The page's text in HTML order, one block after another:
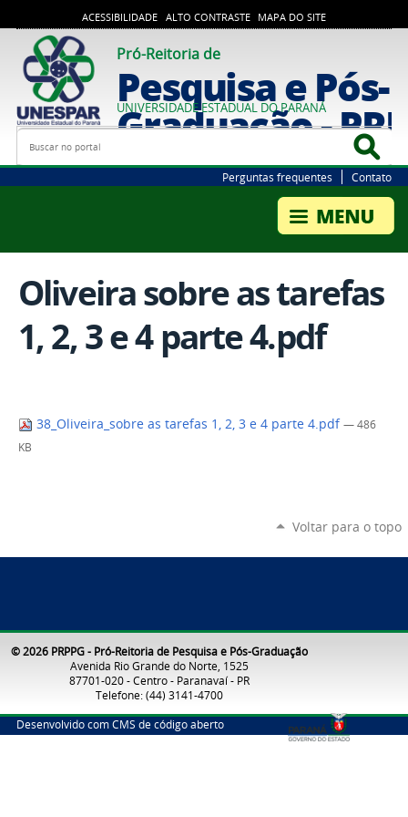
ACESSIBILIDADE ALTO CONTRASTE MAPA DO SITE
Pró-Reitoria de
Pesquisa e Pós-
Graduação -
UNIVERSIDADE ESTADUAL DO PARANÁ
Busca
Perguntas frequentes Contato
Oliveira sobre as tarefas
1, 2, 3 e 4 parte 4.pdf
38_Oliveira_sobre as tarefas 1, 2, 3 e 4 parte 4.pdf — 486
KB
Voltar para o topo
© 2026 PRPPG - Pró-Reitoria de Pesquisa e Pós-Graduação
Avenida Rio Grande do Norte, 1525
87701-020 - Centro - Paranavaí - PR
Telefone: (44) 3141-4700
Desenvolvido com CMS de código aberto